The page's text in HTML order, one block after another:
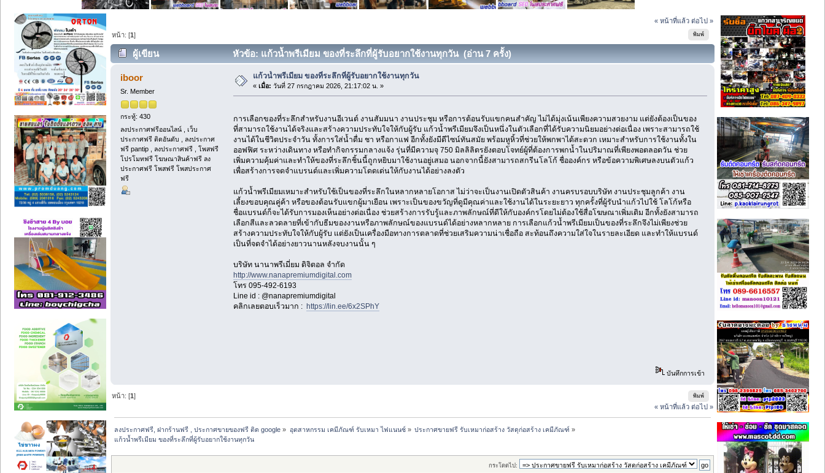
« หน้าที่แล้ว ต่อไป »
พิมพ์
หน้า: [1]
ผู้เขียน หัวข้อ: แก้วน้ำพรีเมียม ของที่ระลึกที่ผู้รับอยากใช้งานทุกวัน (อ่าน 7 ครั้ง)
iboor
Sr. Member
กระทู้: 430
ลงประกาศฟรีออนไลน์ , เว็บ
ประกาศฟรี ติดอันดับ , ลงประกาศ
ฟรี pantip , ลงประกาศฟรี , โพสฟรี
โปรโมทฟรี โฆษณาสินค้าฟรี ลง
ประกาศฟรี โพสฟรี โพสประกาศ
ฟรี
แก้วน้ำพรีเมียม ของที่ระลึกที่ผู้รับอยากใช้งานทุกวัน
« เมื่อ: วันที่ 27 กรกฎาคม 2026, 21:17:02 น. »
การเลือกของที่ระลึกสำหรับงานอีเวนต์ งานสัมมนา งานประชุม หรือการต้อนรับแขกคนสำคัญ ไม่ได้มุ่งเน้นเพียงความสวยงาม แต่ยังต้องเป็นของ
ที่สามารถใช้งานได้จริงและสร้างความประทับใจให้กับผู้รับ แก้วน้ำพรีเมียมจึงเป็นหนึ่งในตัวเลือกที่ได้รับความนิยมอย่างต่อเนื่อง เพราะสามารถใช้
งานได้ในชีวิตประจำวัน ทั้งการใส่น้ำดื่ม ชา หรือกาแฟ อีกทั้งยังมีดีไซน์ทันสมัย พร้อมหูหิ้วที่ช่วยให้พกพาได้สะดวก เหมาะสำหรับการใช้งานทั้งใน
ออฟฟิศ ระหว่างเดินทาง หรือทำกิจกรรมกลางแจ้ง รุ่นที่มีความจุ 750 มิลลิลิตรยังตอบโจทย์ผู้ที่ต้องการพกน้ำในปริมาณที่เพียงพอตลอดวัน ช่วย
เพิ่มความคุ้มค่าและทำให้ของที่ระลึกชิ้นนี้ถูกหยิบมาใช้งานอยู่เสมอ นอกจากนี้ยังสามารถสกรีนโลโก้ ชื่อองค์กร หรือข้อความพิเศษลงบนตัวแก้ว
เพื่อสร้างการจดจำแบรนด์และเพิ่มความโดดเด่นให้กับงานได้อย่างลงตัว
แก้วน้ำพรีเมียมเหมาะสำหรับใช้เป็นของที่ระลึกในหลากหลายโอกาส ไม่ว่าจะเป็นงานเปิดตัวสินค้า งานครบรอบบริษัท งานประชุมลูกค้า งาน
เลี้ยงขอบคุณคู่ค้า หรือของต้อนรับแขกผู้มาเยือน เพราะเป็นของขวัญที่ดูมีคุณค่าและใช้งานได้ในระยะยาว ทุกครั้งที่ผู้รับนำแก้วไปใช้ โลโก้หรือ
ชื่อแบรนด์ก็จะได้รับการมองเห็นอย่างต่อเนื่อง ช่วยสร้างการรับรู้และภาพลักษณ์ที่ดีให้กับองค์กรโดยไม่ต้องใช้สื่อโฆษณาเพิ่มเติม อีกทั้งยังสามารถ
เลือกสีและลวดลายที่เข้ากับธีมของงานหรือภาพลักษณ์ของแบรนด์ได้อย่างหลากหลาย การเลือกแก้วน้ำพรีเมียมเป็นของที่ระลึกจึงไม่เพียงช่วย
สร้างความประทับใจให้กับผู้รับ แต่ยังเป็นเครื่องมือทางการตลาดที่ช่วยเสริมความน่าเชื่อถือ สะท้อนถึงความใส่ใจในรายละเอียด และทำให้แบรนด์
เป็นที่จดจำได้อย่างยาวนานหลังจบงานนั้น ๆ
บริษัท นานาพรีเมี่ยม ดิจิตอล จำกัด
http://www.nanapremiumdigital.com
โทร 095-492-6193
Line id : @nanapremiumdigital
คลิกเลยตอบเร็วมาก : https://lin.ee/6x2SPhY
บันทึกการเข้า
พิมพ์
หน้า: [1]
« หน้าที่แล้ว ต่อไป »
ลงประกาศฟรี, ฝากร้านฟรี , ประกาศขายของฟรี ติด google » อุตสาหกรรม เคมีภัณฑ์ รับเหมา ไฟแนนซ์» ประกาศขายฟรี รับเหมาก่อสร้าง วัสดุก่อสร้าง เคมีภัณฑ์ »
แก้วน้ำพรีเมียม ของที่ระลึกที่ผู้รับอยากใช้งานทุกวัน
กระโดดไป: